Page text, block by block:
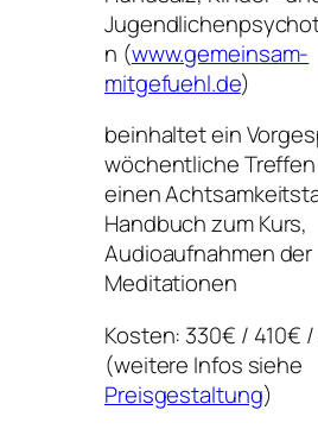
n (www.gemeinsam-
mitgefuehl.de)
beinhaltet ein
wöchentliche
einen
Handbuch zum Kurs,
Audioaufnahmen der
Meditationen
Kosten: 330€ / 410€
(weitere Infos siehe
Preisgestaltung)